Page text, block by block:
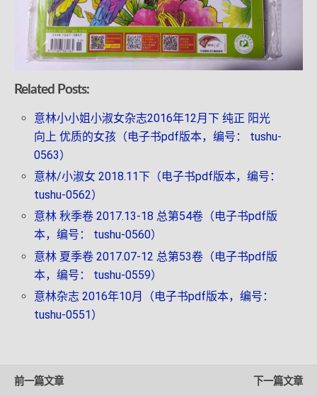
Related Posts:
意林小小姐小淑女杂志2016年12月下 纯正 阳光
向上 优质的女孩（电子书pdf版本，编号： tushu-
0563）
意林/小淑女 2018.11下（电子书pdf版本，编号：
tushu-0562）
意林 秋季卷 2017.13-18 总第54卷（电子书pdf版
本，编号： tushu-0560）
意林 夏季卷 2017.07-12 总第53卷（电子书pdf版
本，编号： tushu-0559）
意林杂志 2016年10月（电子书pdf版本，编号：
tushu-0551）
前一篇文章
下一篇文章